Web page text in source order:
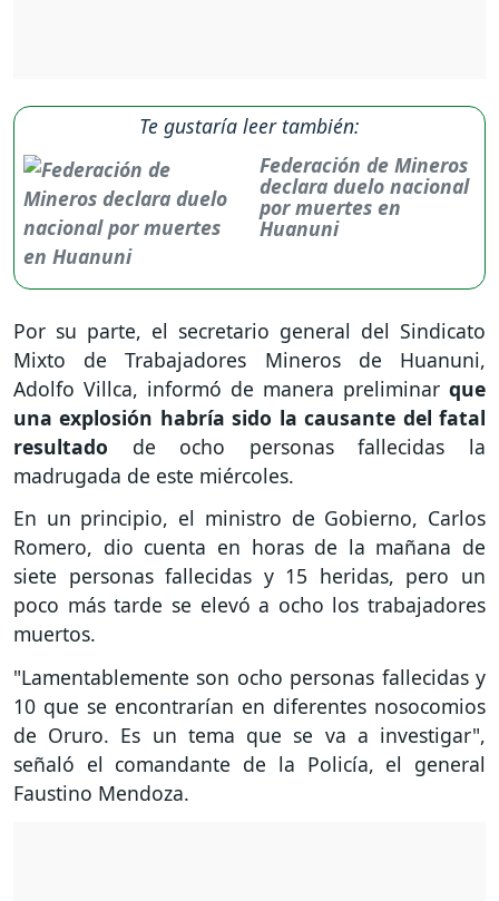
Te gustaría leer también:
Federación de Mineros
declara duelo nacional
por muertes en
Huanuni
Por su parte, el secretario general del Sindicato
Mixto de Trabajadores Mineros de Huanuni,
Adolfo Villca, informó de manera preliminar que
una explosión habría sido la causante del fatal
resultado de ocho personas fallecidas la
madrugada de este miércoles.
En un principio, el ministro de Gobierno, Carlos
Romero, dio cuenta en horas de la mañana de
siete personas fallecidas y 15 heridas, pero un
poco más tarde se elevó a ocho los trabajadores
muertos.
"Lamentablemente son ocho personas fallecidas y
10 que se encontrarían en diferentes nosocomios
de Oruro. Es un tema que se va a investigar",
señaló el comandante de la Policía, el general
Faustino Mendoza.